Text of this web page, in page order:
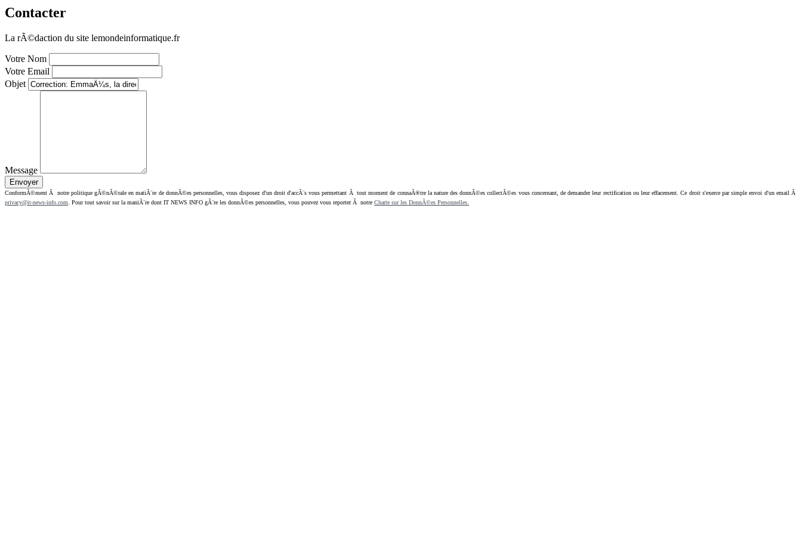
Contacter
La rÃ©daction du site lemondeinformatique.fr
Votre Nom
Votre Email
Objet
Message
ConformÃ©ment Ã notre politique gÃ©nÃ©rale en matiÃ¨re de donnÃ©es personnelles, vous disposez d'un droit d'accÃ¨s vous permettant Ã tout moment de connaÃ®tre la nature des donnÃ©es collectÃ©es vous concernant, de demander leur rectification ou leur effacement. Ce droit s'exerce par simple envoi d'un email Ã
privacy@it-news-info.com . Pour tout savoir sur la maniÃ¨re dont IT NEWS INFO gÃ¨re les donnÃ©es personnelles, vous pouvez vous reporter Ã notre Charte sur les DonnÃ©es Personnelles.